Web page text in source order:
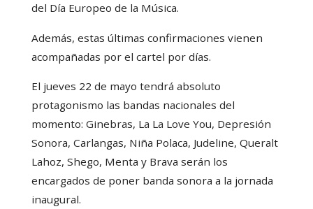
del Día Europeo de la Música.
Además, estas últimas confirmaciones vienen
acompañadas por el cartel por días.
El jueves 22 de mayo tendrá absoluto
protagonismo las bandas nacionales del
momento: Ginebras, La La Love You, Depresión
Sonora, Carlangas, Niña Polaca, Judeline, Queralt
Lahoz, Shego, Menta y Brava serán los
encargados de poner banda sonora a la jornada
inaugural.